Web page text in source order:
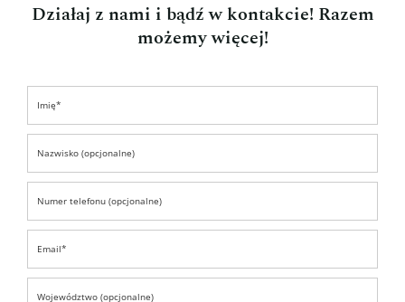
Działaj z nami i bądź w kontakcie! Razem
możemy więcej!